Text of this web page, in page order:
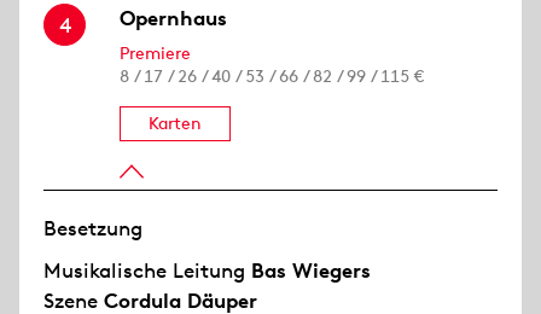
4
Opernhaus
Premiere
8 / 17 / 26 / 40 / 53 / 66 / 82 / 99 / 115 €
Karten
Besetzung
Musikalische Leitung Bas Wiegers
Szene Cordula Däuper